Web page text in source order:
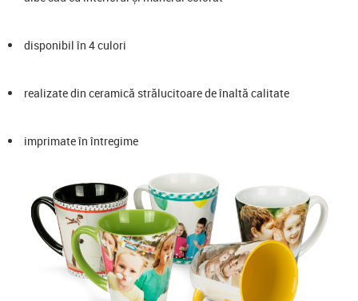
disponibil în 4 culori
realizate din ceramică strălucitoare de înaltă calitate
imprimate în întregime